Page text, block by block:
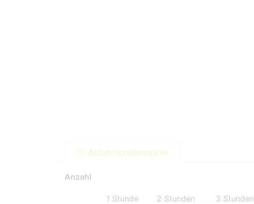
Abfahrtszeitenmatrix
Anzahl
1 Stunde 2 Stunden 3 Stunden